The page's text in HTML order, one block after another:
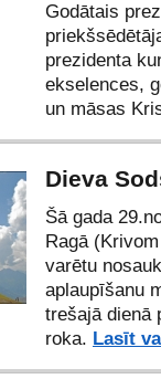
Godātais
prezidenta
ekselences,
un māsas
Dieva
Šā gada
Ragā
varētu
aplaupīšanu
trešajā dienā
roka. Lasīt